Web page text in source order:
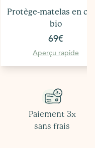
Protège-matelas en
bio
69€
Aperçu rapide
Paiement 3x
sans frais